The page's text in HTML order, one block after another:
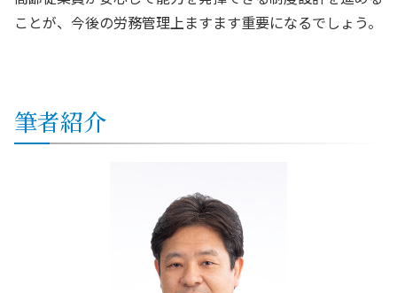
ことが、今後の労務管理上ますます重要になるでしょう。
筆者紹介